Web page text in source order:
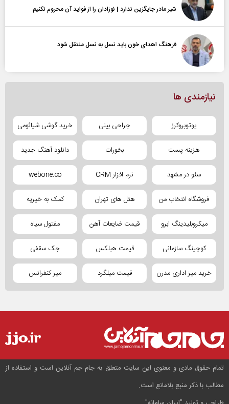
شیر مادر جایگزین ندارد | نوزادان را از فواید آن محروم نکنیم
فرهنگ اهدای خون باید نسل به نسل منتقل شود
نیازمندی ها
یوتوبروکرز جراحی بینی خرید گوشی شیائومی
هزینه پست بخورات دانلود آهنگ جدید
سئو در مشهد نرم افزار CRM webone.co
فروشگاه انتخاب من هتل های تهران کمک به خیریه
میکروبلیدینگ ابرو قیمت ضایعات آهن مفتول سیاه
کوچینگ سازمانی قیمت هبلکس جک سقفی
خرید میز اداری مدرن قیمت میلگرد میز کنفرانس
تمام حقوق مادی و معنوی این سایت متعلق به جام جم آنلاین است و استفاده از
مطالب با ذکر منبع بلامانع است.